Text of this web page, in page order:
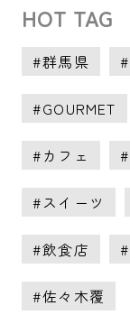
HOT TAG
群馬県
GOURMET
カフェ
スイーツ
飲食店
佐々木覆